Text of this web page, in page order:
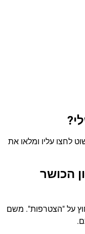
לחצו עליו ומלאו את
הכושר
על "הצטרפות". משם